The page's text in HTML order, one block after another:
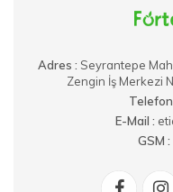
Adres : ​Seyrantepe
Zengin İş Merkezi
Telefon
E-Mail :
GSM :